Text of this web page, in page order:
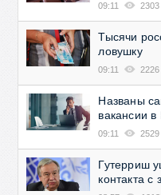
09:11 2303
Тысячи
ловушку
09:11 2226
Названы
вакансии в
09:11 2529
Гутерриш
контакта